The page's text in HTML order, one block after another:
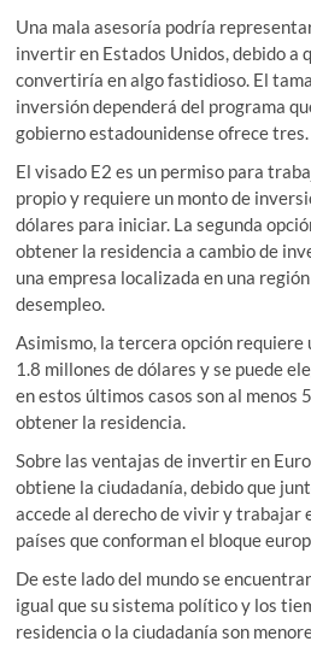
Una mala asesoría podría
invertir en Estados Unidos, debido a
convertiría en algo fastidioso. El
inversión dependerá del programa
gobierno estadounidense ofrece tres.
El visado E2 es un permiso para
propio y requiere un monto de
dólares para iniciar. La segunda
obtener la residencia a cambio de
una empresa localizada en una
desempleo.
Asimismo, la tercera opción requiere
1.8 millones de dólares y se puede
en estos últimos casos son al menos
obtener la residencia.
Sobre las ventajas de invertir en
obtiene la ciudadanía, debido que
accede al derecho de vivir y trabajar
países que conforman el bloque
De este lado del mundo se
igual que su sistema político y los
residencia o la ciudadanía son